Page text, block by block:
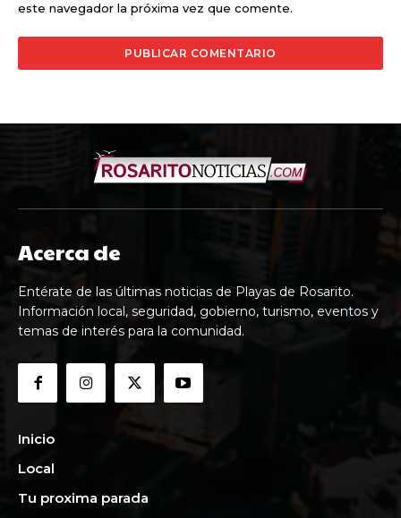
este navegador la próxima vez que comente.
Acerca de
Entérate de las últimas noticias de Playas de Rosarito.
Información local, seguridad, gobierno, turismo, eventos y
temas de interés para la comunidad.
Inicio
Local
Tu proxima parada